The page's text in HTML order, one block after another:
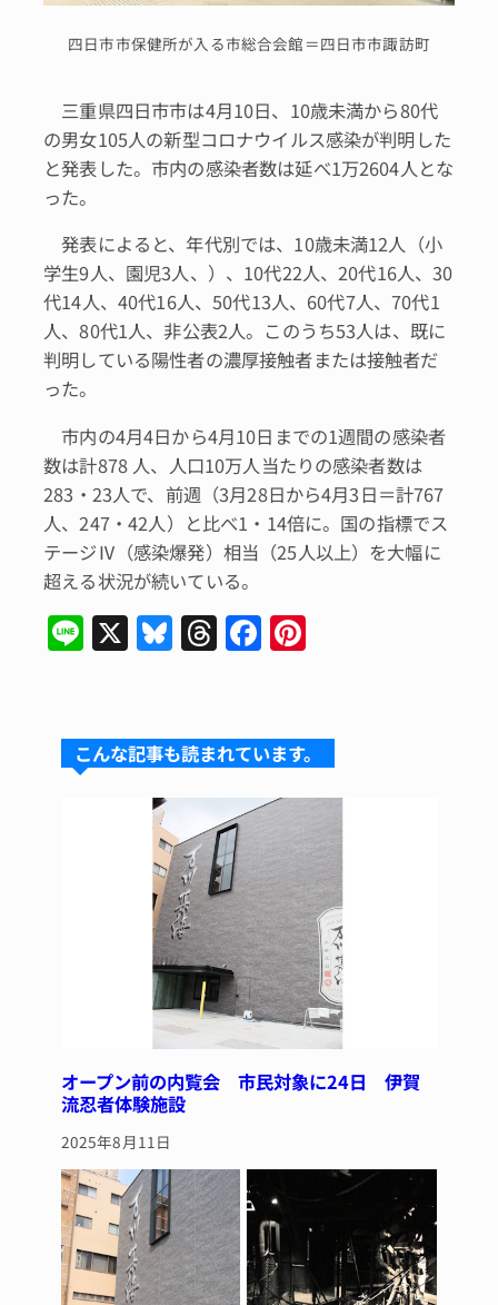
四日市市保健所が入る市総合会館＝四日市市諏訪町
三重県四日市市は4月10日、10歳未満から80代
の男女105人の新型コロナウイルス感染が判明した
と発表した。市内の感染者数は延べ1万2604人とな
った。
発表によると、年代別では、10歳未満12人（小
学生9人、園児3人、）、10代22人、20代16人、30
代14人、40代16人、50代13人、60代7人、70代1
人、80代1人、非公表2人。このうち53人は、既に
判明している陽性者の濃厚接触者または接触者だ
った。
市内の4月4日から4月10日までの1週間の感染者
数は計878 人、人口10万人当たりの感染者数は
283・23人で、前週（3月28日から4月3日＝計767
人、247・42人）と比べ1・14倍に。国の指標でス
テージⅣ（感染爆発）相当（25人以上）を大幅に
超える状況が続いている。
Li
n
X Bl
u
s
k
y
T
hr
a
d
s
F
a
e
b
o
o
k
re
st
こんな記事も読まれています。
オープン前の内覧会 市民対象に24日 伊賀
流忍者体験施設
2025年8月11日